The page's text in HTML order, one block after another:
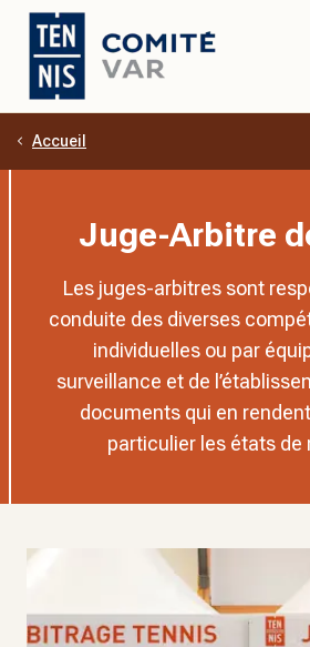
Aller au contenu principal
Accueil
Juge-Arbitre
Les juges-arbitres sont
conduite des diverses
individuelles ou par
surveillance et de
documents qui en
particulier les états de